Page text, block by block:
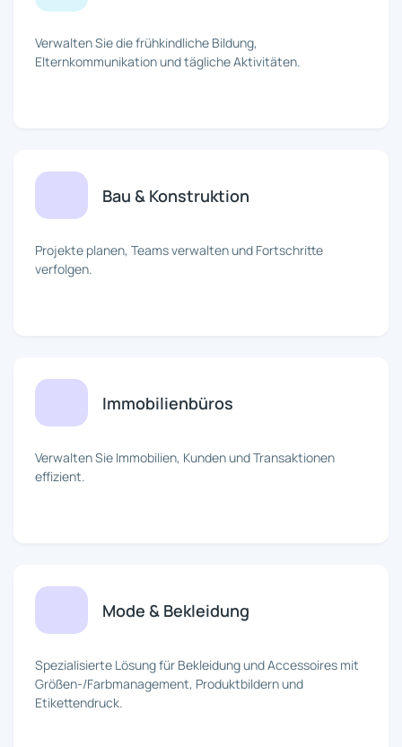
Verwalten Sie die frühkindliche Bildung,
Elternkommunikation und tägliche Aktivitäten.
Bau & Konstruktion
Projekte planen, Teams verwalten und Fortschritte
verfolgen.
Immobilienbüros
Verwalten Sie Immobilien, Kunden und Transaktionen
effizient.
Mode & Bekleidung
Spezialisierte Lösung für Bekleidung und Accessoires mit
Größen-/Farbmanagement, Produktbildern und
Etikettendruck.